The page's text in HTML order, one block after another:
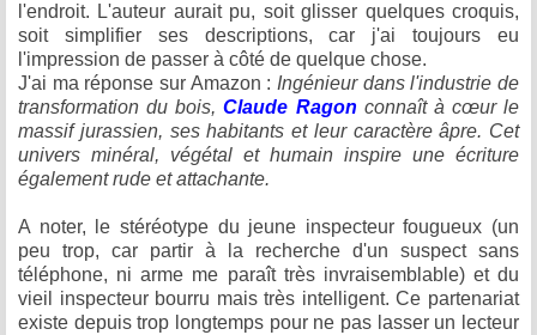
l'endroit. L'auteur aurait pu, soit glisser quelques croquis,
soit simplifier ses descriptions, car j'ai toujours eu
l'impression de passer à côté de quelque chose.
J'ai ma réponse sur Amazon : Ingénieur dans l'industrie de
transformation du bois,Claude Ragon connaît à cœur le
massif jurassien, ses habitants et leur caractère âpre. Cet
univers minéral, végétal et humain inspire une écriture
également rude et attachante.
A noter, le stéréotype du jeune inspecteur fougueux (un
peu trop, car partir à la recherche d'un suspect sans
téléphone, ni arme me paraît très invraisemblable) et du
vieil inspecteur bourru mais très intelligent. Ce partenariat
existe depuis trop longtemps pour ne pas lasser un lecteur